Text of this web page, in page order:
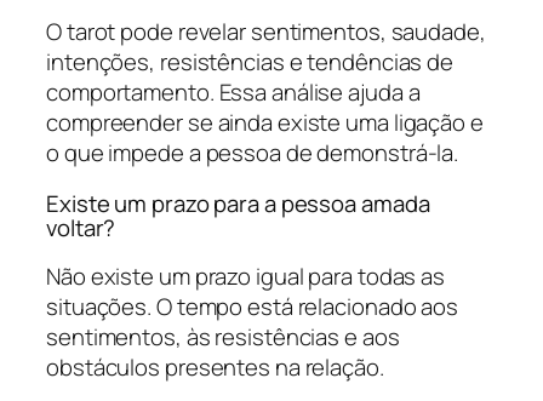
O tarot pode revelar sentimentos, saudade,
intenções, resistências e tendências de
comportamento. Essa análise ajuda a
compreender se ainda existe uma ligação e
o que impede a pessoa de demonstrá-la.
Existe um prazo para a pessoa amada
voltar?
Não existe um prazo igual para todas as
situações. O tempo está relacionado aos
sentimentos, às resistências e aos
obstáculos presentes na relação.